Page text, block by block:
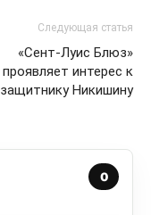
Следующая статья
«Сент-Луис Блюз»
проявляет интерес к
защитнику Никишину
0